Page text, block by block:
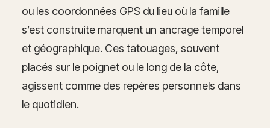
ou les coordonnées GPS du lieu où la famille
s’est construite marquent un ancrage temporel
et géographique. Ces tatouages, souvent
placés sur le poignet ou le long de la côte,
agissent comme des repères personnels dans
le quotidien.